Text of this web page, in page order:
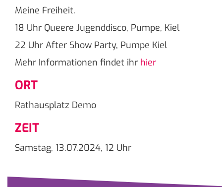
Meine Freiheit.
18 Uhr Queere Jugenddisco, Pumpe, Kiel
22 Uhr After Show Party, Pumpe Kiel
Mehr Informationen findet ihr hier
ORT
Rathausplatz Demo
ZEIT
Samstag, 13.07.2024, 12 Uhr